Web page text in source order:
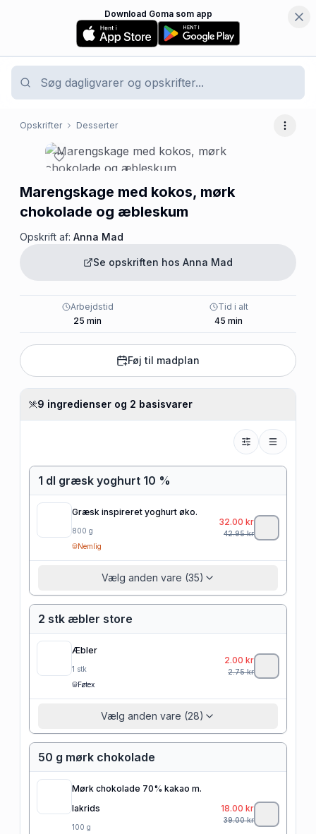
Download Goma som app
Opskrifter Desserter Flere
Marengskage med kokos, mørk
chokolade og æbleskum
Opskrift af: Anna Mad
Se opskriften hos Anna Mad
Arbejdstid
25 min
Tid i alt
45 min
Føj til madplan
9 ingredienser og 2 basisvarer
1 dl græsk yoghurt 10 %
Græsk inspireret yoghurt øko.
800 g
Nemlig
32.00 kr
42.95kr
Vælg anden vare (35)
2 stk æbler store
Æbler
1 stk
Føtex
2.00 kr
2.75kr
Vælg anden vare (28)
50 g mørk chokolade
Mørk chokolade 70% kakao m.
lakrids
100 g
18.00 kr
39.00kr